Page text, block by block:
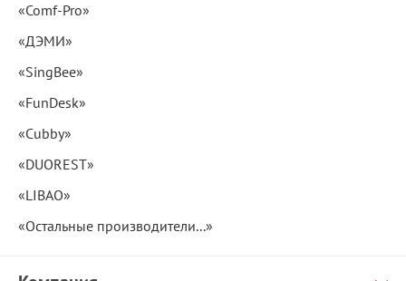
«Comf-Pro»
«ДЭМИ»
«SingBee»
«FunDesk»
«Cubby»
«DUOREST»
«LIBAO»
«Остальные производители...»